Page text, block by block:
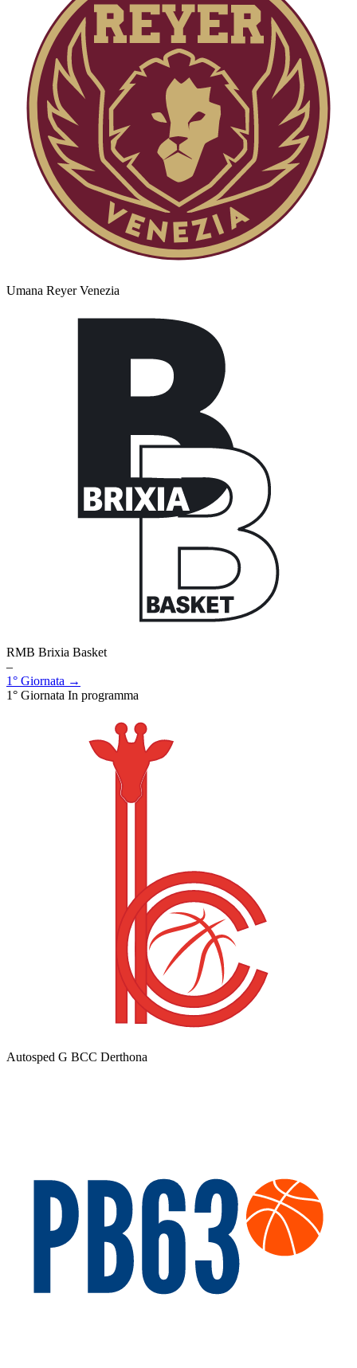
Umana Reyer Venezia
RMB Brixia Basket
–
1° Giornata →
1° Giornata In programma
Autosped G BCC Derthona